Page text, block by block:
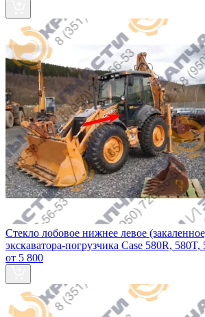
Стекло лобовое нижнее левое
экскаватора-погрузчика Case 580R, 580T,
от 5 800